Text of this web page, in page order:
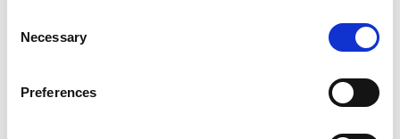
Selection
Necessary
Preferences